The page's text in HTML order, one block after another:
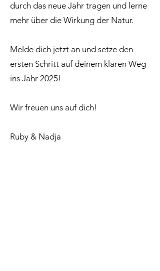
durch das neue Jahr tragen und lerne
mehr über die Wirkung der Natur.
Melde dich jetzt an und setze den
ersten Schritt auf deinem klaren Weg
ins Jahr 2025!
Wir freuen uns auf dich!
Ruby & Nadja